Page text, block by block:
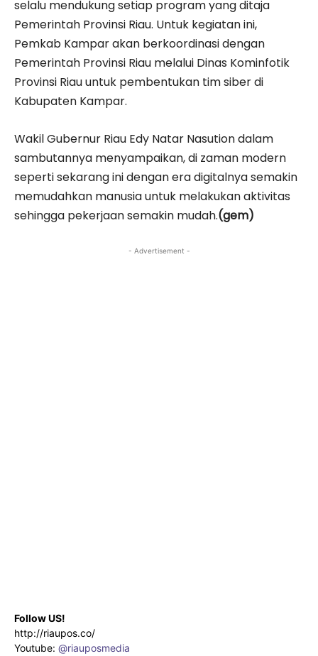
selalu mendukung setiap program yang ditaja
Pemerintah Provinsi Riau. Untuk kegiatan ini,
Pemkab Kampar akan berkoordinasi dengan
Pemerintah Provinsi Riau melalui Dinas Kominfotik
Provinsi Riau untuk pembentukan tim siber di
Kabupaten Kampar.
Wakil Gubernur Riau Edy Natar Nasution dalam
sambutannya menyampaikan, di zaman modern
seperti sekarang ini dengan era digitalnya semakin
memudahkan manusia untuk melakukan aktivitas
sehingga pekerjaan semakin mudah.(gem)
- Advertisement -
Follow US!
http://riaupos.co/
Youtube: @riauposmedia